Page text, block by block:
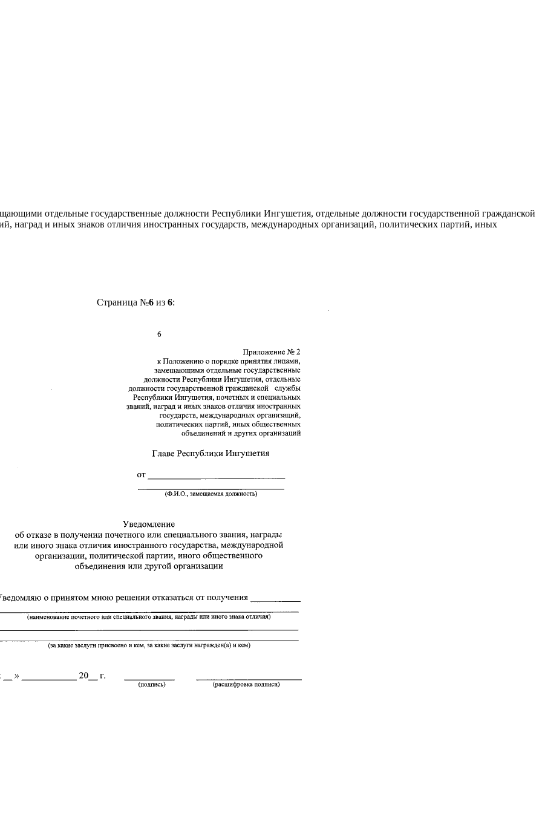
отдельные государственные должности Республики Ингушетия, отдельные должности государственной гражданской
наград и иных знаков отличия иностранных государств, международных организаций, политических партий, иных
Страница №6из 6: